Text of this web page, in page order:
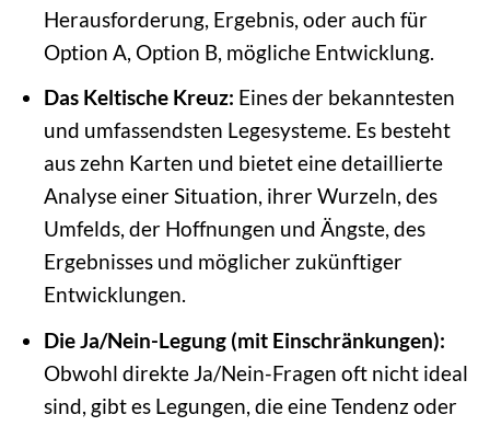
Herausforderung, Ergebnis, oder auch für
Option A, Option B, mögliche Entwicklung.
Das Keltische Kreuz: Eines der bekanntesten
und umfassendsten Legesysteme. Es besteht
aus zehn Karten und bietet eine detaillierte
Analyse einer Situation, ihrer Wurzeln, des
Umfelds, der Hoffnungen und Ängste, des
Ergebnisses und möglicher zukünftiger
Entwicklungen.
Die Ja/Nein-Legung (mit Einschränkungen):
Obwohl direkte Ja/Nein-Fragen oft nicht ideal
sind, gibt es Legungen, die eine Tendenz oder